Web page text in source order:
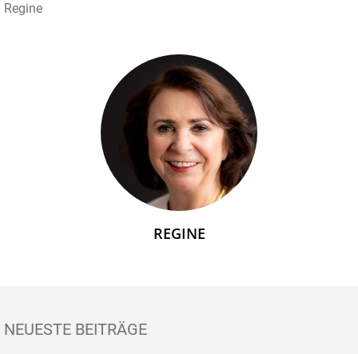
Regine
REGINE
NEUESTE BEITRÄGE